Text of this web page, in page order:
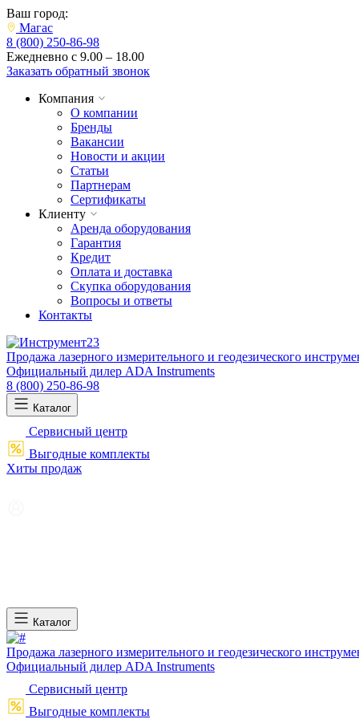
Ваш город:
Магас
8 (800) 250-86-98
Ежедневно с 9.00 – 18.00
Заказать обратный звонок
Компания
О компании
Бренды
Вакансии
Новости и акции
Статьи
Партнерам
Сертификаты
Клиенту
Аренда оборудования
Гарантия
Кредит
Оплата и доставка
Скупка оборудования
Вопросы и ответы
Контакты
Продажа лазерного измерительного и геодезического
Официальный дилер ADA Instruments
8 (800) 250-86-98
Каталог
Сервисный центр
Выгодные комплекты
Хиты продаж
Каталог
Продажа лазерного измерительного и геодезического
Официальный дилер ADA Instruments
Сервисный центр
Выгодные комплекты